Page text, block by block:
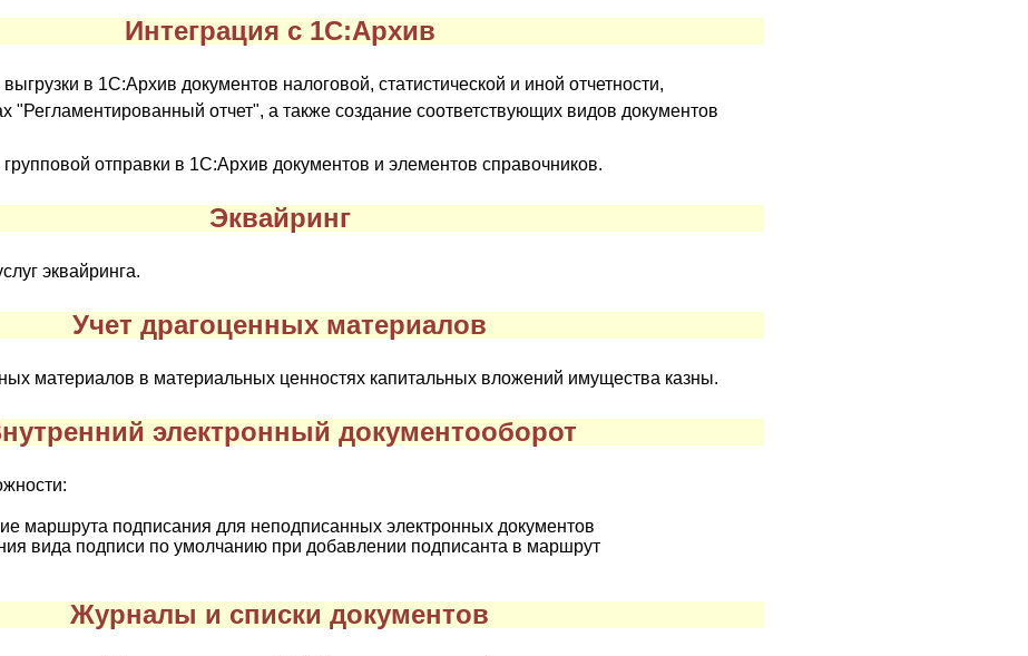
Интеграция с 1С:Архив
в 1С:Архив документов налоговой, статистической и иной отчетности,
"Регламентированный отчет", а также создание соответствующих видов документов
отправки в 1С:Архив документов и элементов справочников.
Эквайринг
эквайринга.
Учет драгоценных материалов
материалов в материальных ценностях капитальных вложений имущества казны.
электронный документооборот
маршрута подписания для неподписанных электронных документов
вида подписи по умолчанию при добавлении подписанта в маршрут
Журналы и списки документов